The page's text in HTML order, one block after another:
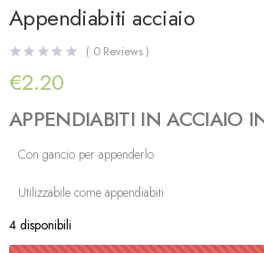
Appendiabiti acciaio
( 0Reviews )
€2.20
APPENDIABITI IN ACCIAIO
Con gancio per appenderlo
Utilizzabile come appendiabiti
4 disponibili